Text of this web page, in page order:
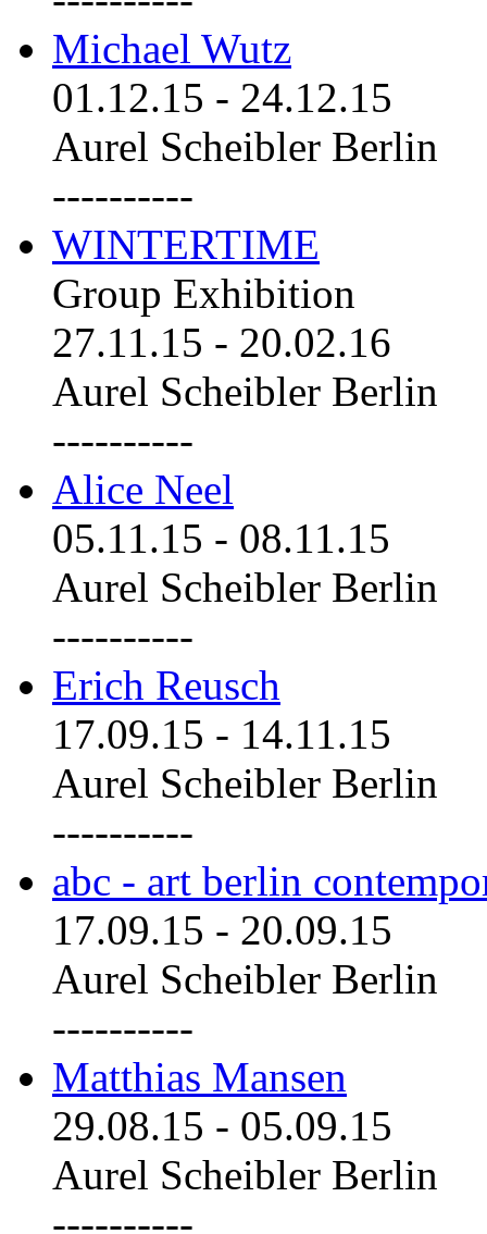
Michael Wutz
01.12.15 - 24.12.15
Aurel Scheibler Berlin
----------
WINTERTIME
Group Exhibition
27.11.15 - 20.02.16
Aurel Scheibler Berlin
----------
Alice Neel
05.11.15 - 08.11.15
Aurel Scheibler Berlin
----------
Erich Reusch
17.09.15 - 14.11.15
Aurel Scheibler Berlin
----------
abc - art berlin
17.09.15 - 20.09.15
Aurel Scheibler Berlin
----------
Matthias Mansen
29.08.15 - 05.09.15
Aurel Scheibler Berlin
----------